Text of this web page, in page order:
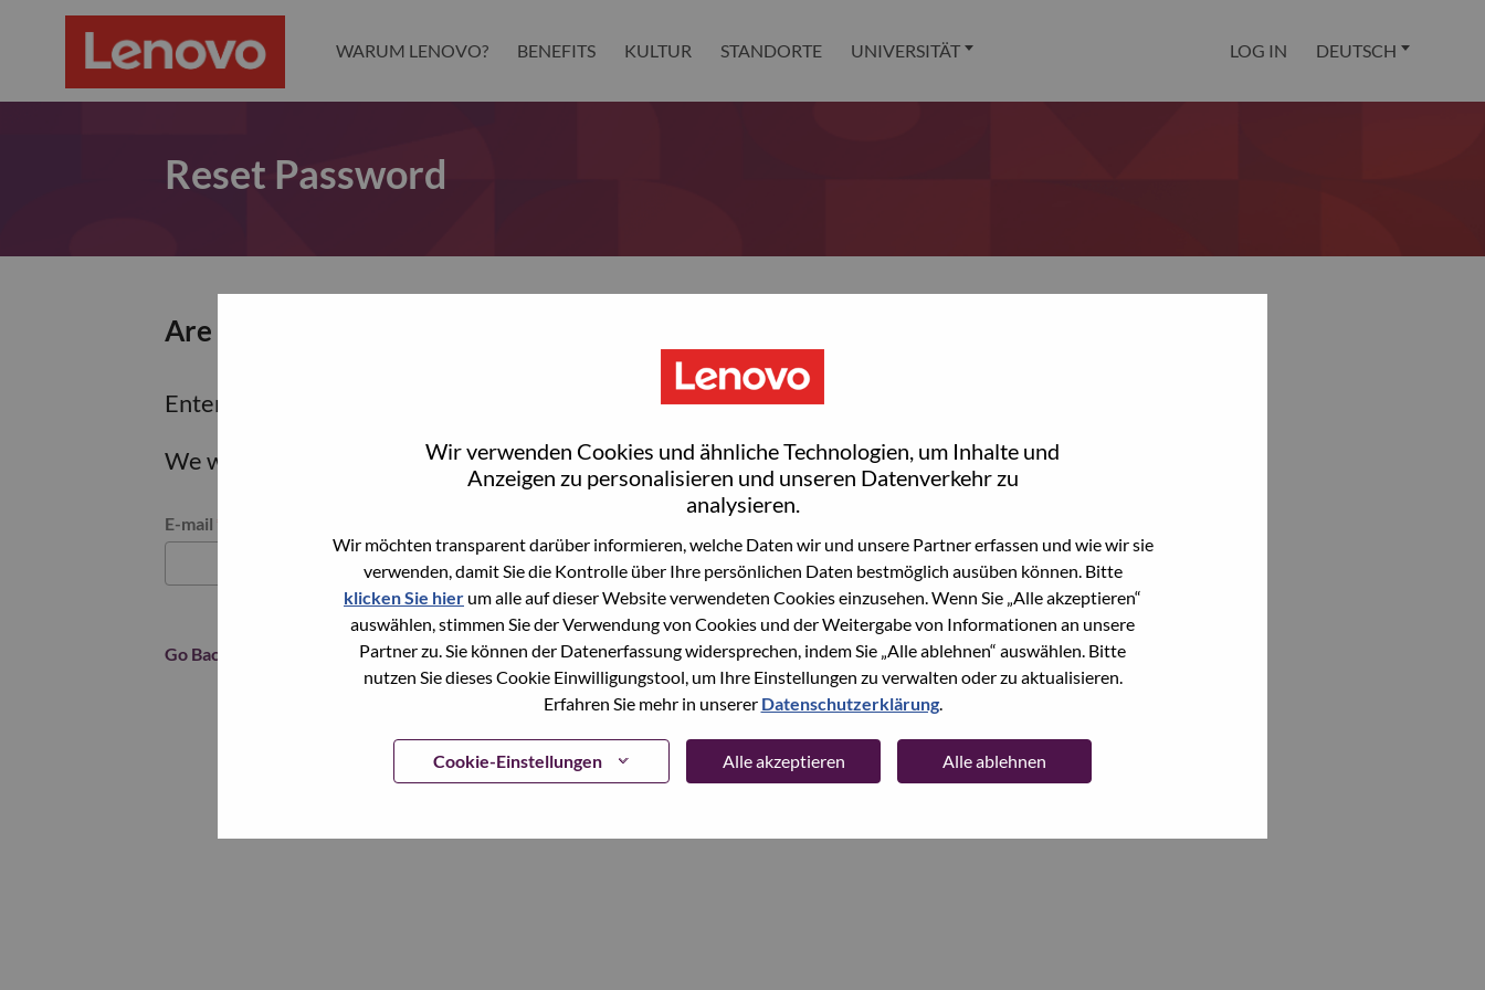
Wir verwenden Cookies und ähnliche Technologien, um Inhalte und
Anzeigen zu personalisieren und unseren Datenverkehr zu
analysieren.
Wir möchten transparent darüber informieren, welche Daten wir und unsere Partner erfassen und wie wir sie
verwenden, damit Sie die Kontrolle über Ihre persönlichen Daten bestmöglich ausüben können. Bitte
klicken Sie hier um alle auf dieser Website verwendeten Cookies einzusehen. Wenn Sie „Alle akzeptieren“
auswählen, stimmen Sie der Verwendung von Cookies und der Weitergabe von Informationen an unsere
Partner zu. Sie können der Datenerfassung widersprechen, indem Sie „Alle ablehnen“ auswählen. Bitte
nutzen Sie dieses Cookie Einwilligungstool, um Ihre Einstellungen zu verwalten oder zu aktualisieren.
Erfahren Sie mehr in unserer Datenschutzerklärung.
Cookie-Einstellungen Alle akzeptieren Alle ablehnen
WARUM LENOVO? BENEFITS KULTUR STANDORTE UNIVERSITÄT LOG IN DEUTSCH
Reset Password
Are you sure you want to reset your password?
Enter the email address associated with your account, then click "Continue".
We will email you a link to reset your password.
Reset password with your e-mail
E-mail
Continue
Go Back